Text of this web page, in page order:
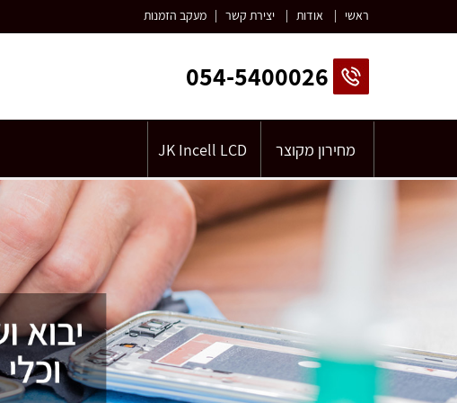
ראשי | אודות | יצירת קשר | מעקב הזמנות
054-5400026
מחירון מקוצר JK Incell LCD